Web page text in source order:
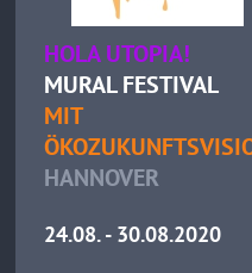
HOLA UTOPIA!
MURAL FESTIVAL
MIT
HANNOVER
24.08. - 30.08.2020